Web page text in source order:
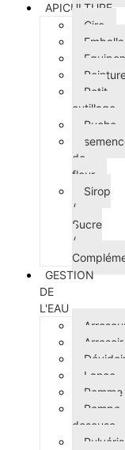
APICULTURE
Cire
Petit
outillage
Ruche
de
fleur
Sirop
/
Sucre
/
GESTION
DE
L'EAU
Arrosoir
Lance
Pomme
Pompe
doseuse